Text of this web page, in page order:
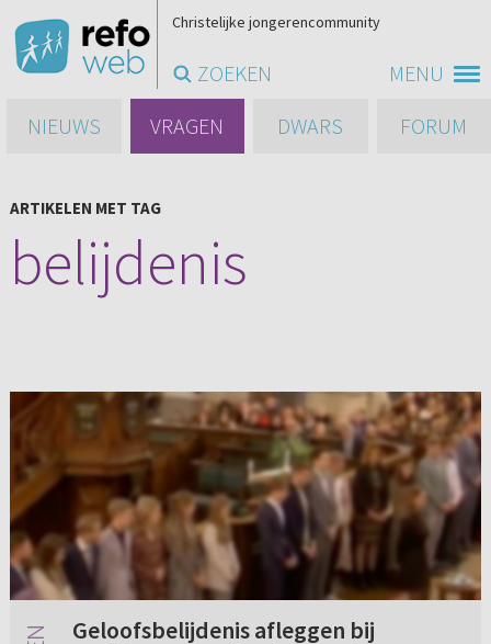
MENU
Christelijke jongerencommunity
ZOEKEN
NIEUWS
VRAGEN DWARS FORUM
ARTIKELEN MET TAG
belijdenis
Geloofsbelijdenis afleggen bij